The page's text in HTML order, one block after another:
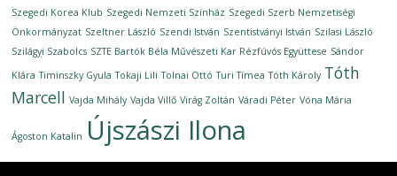
Szegedi Korea Klub Szegedi Nemzeti Színház Szegedi Szerb Nemzetiségi
Önkormányzat Szeltner László Szendi István Szentistványi István Szilasi László
Szilágyi Szabolcs SZTE Bartók Béla Művészeti Kar Rézfúvós Együttese Sándor
Klára Timinszky Gyula Tokaji Lili Tolnai Ottó Turi Tímea Tóth Károly Tóth
Marcell Vajda Mihály Vajda Villő Virág Zoltán Váradi Péter Vóna Mária
Ágoston Katalin Újszászi Ilona